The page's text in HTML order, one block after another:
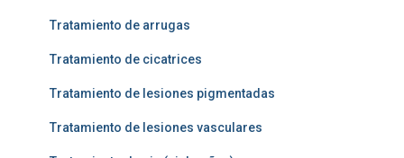
Tratamiento de arrugas
Tratamiento de cicatrices
Tratamiento de lesiones pigmentadas
Tratamiento de lesiones vasculares